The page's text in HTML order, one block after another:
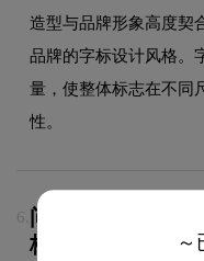
造型与品牌形象高度契
品牌的字标设计风格。
量，使整体标志在不同
性。
6. 问：大连海洋大
格？
～